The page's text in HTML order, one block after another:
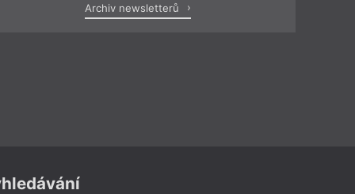
Archiv newsletterů